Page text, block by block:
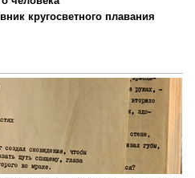
кругосветного плавания